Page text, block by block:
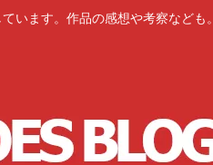
います。作品の感想や考察なども。